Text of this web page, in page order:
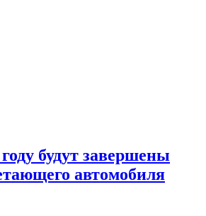
будут завершены
автомобиля